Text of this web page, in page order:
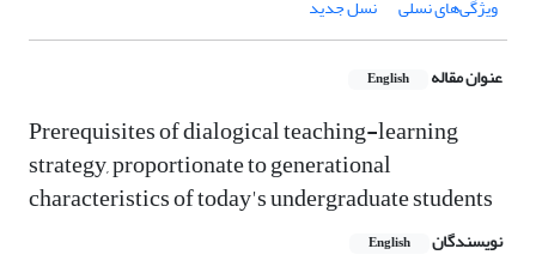
ویژگی‌‌های نسلی نسل جدید
عنوان مقاله English
Prerequisites of dialogical teaching-learning
strategy, proportionate‎ to generational
characteristics of today's ‎undergraduate students
نویسندگان English